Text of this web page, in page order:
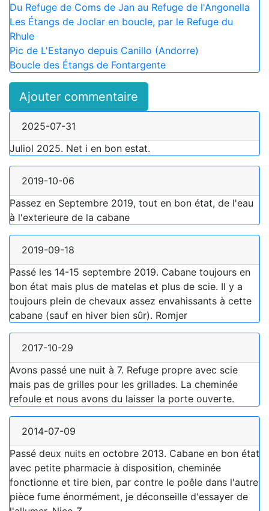
Du Refuge de Coms de Jan au Refuge de l'Angonella
Les Étangs de Joclar en boucle, par le Refuge du
Rhule
Pic de L'Estanyo depuis Canillo (Andorre)
Boucle des Étangs de Fontargente
Ajouter commentaire
2025-07-31
Juliol 2025. Net i en bon estat.
2019-10-06
Passez en Septembre 2019, tout en bon état, de l'eau
à l'exterieure de la cabane
2019-09-18
Passé les 14-15 septembre 2019. Cabane toujours en
bon état mais plus de matelas et plus de scie. Il y a
toujours plein de chevaux assez envahissants à cette
cabane (sauf en hiver bien sûr). Romjer
2017-10-29
Avons passé une nuit à 7. Refuge propre avec scie
mais pas de grilles pour les grillades. La cheminée
refoule et nous avons du laisser la porte ouverte.
2014-07-09
Passé deux nuits en octobre 2013. Cabane en bon état
avec petite pharmacie à disposition, cheminée
fonctionne et tire bien, par contre le poêle dans l'autre
pièce fume énormément, je déconseille d'essayer de